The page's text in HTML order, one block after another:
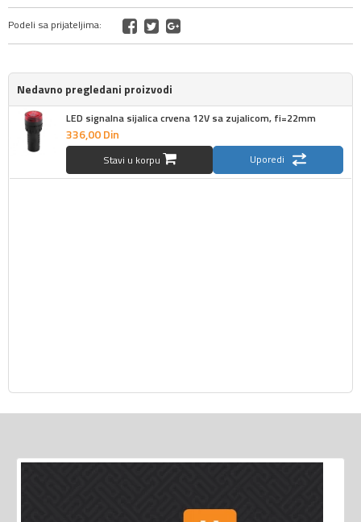
Podeli sa prijateljima:
Nedavno pregledani proizvodi
LED signalna sijalica crvena 12V sa zujalicom, fi=22mm
336,00Din
Stavi u korpu Uporedi